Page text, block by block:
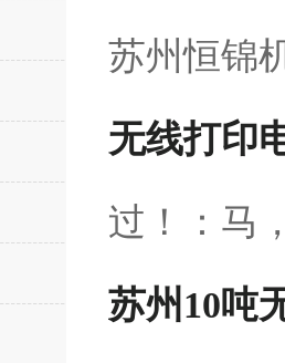
苏州恒锦
无线打印
过！：马
苏州10吨